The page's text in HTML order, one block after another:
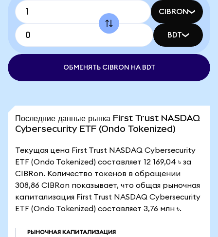
CIBRON
BDT
ОБМЕНЯТЬ CIBRON НА BDT
Последние данные рынка First Trust NASDAQ
Cybersecurity ETF (Ondo Tokenized)
Текущая цена First Trust NASDAQ Cybersecurity
ETF (Ondo Tokenized) составляет 12 169,04 ৳ за
CIBRon. Количество токенов в обращении
308,86 CIBRon показывает, что общая рыночная
капитализация First Trust NASDAQ Cybersecurity
ETF (Ondo Tokenized) составляет 3,76 млн ৳.
РЫНОЧНАЯ КАПИТАЛИЗАЦИЯ